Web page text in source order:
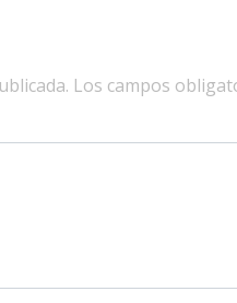
Los campos